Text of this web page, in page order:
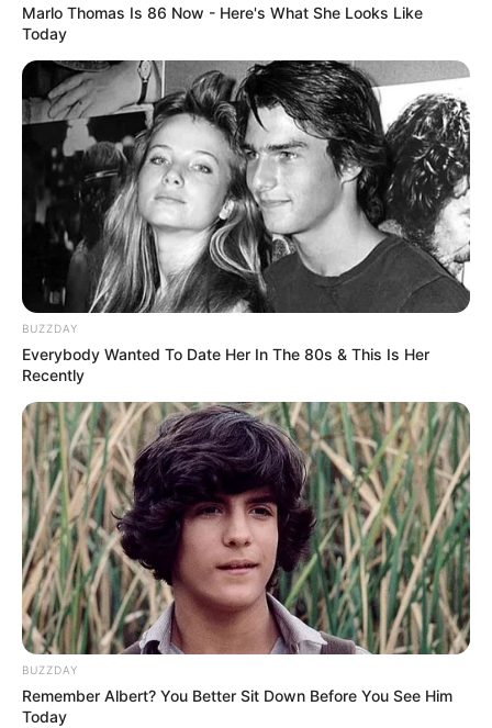
Marlo Thomas Is 86 Now - Here's What She Looks Like
Today
BUZZDAY
Everybody Wanted To Date Her In The 80s & This Is Her
Recently
BUZZDAY
Remember Albert? You Better Sit Down Before You See Him
Today